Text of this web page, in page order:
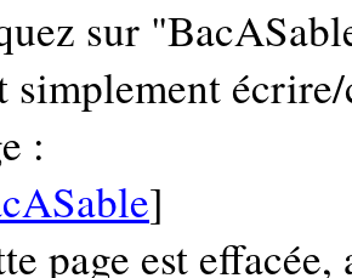
sur
simplement
:
]
page est